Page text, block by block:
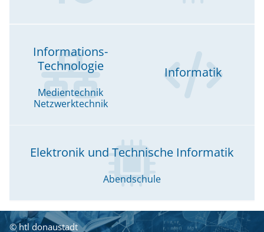
Informations-
Technologie
Medientechnik
Netzwerktechnik
Informatik
Elektronik und Technische Informatik
Abendschule
© htl donaustadt